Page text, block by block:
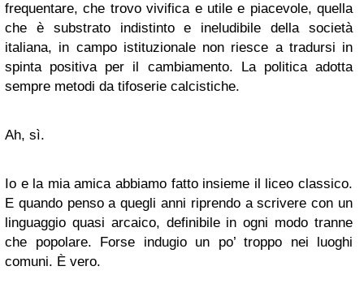
frequentare, che trovo vivifica e utile e piacevole, quella
che è substrato indistinto e ineludibile della società
italiana, in campo istituzionale non riesce a tradursi in
spinta positiva per il cambiamento. La politica adotta
sempre metodi da tifoserie calcistiche.
Ah, sì.
Io e la mia amica abbiamo fatto insieme il liceo classico.
E quando penso a quegli anni riprendo a scrivere con un
linguaggio quasi arcaico, definibile in ogni modo tranne
che popolare. Forse indugio un po’ troppo nei luoghi
comuni. È vero.